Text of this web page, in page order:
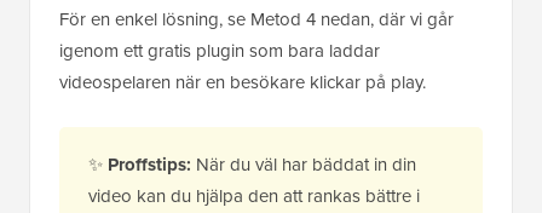
För en enkel lösning, se Metod 4 nedan, där vi går
igenom ett gratis plugin som bara laddar
videospelaren när en besökare klickar på play.
✨ Proffstips: När du väl har bäddat in din
video kan du hjälpa den att rankas bättre i